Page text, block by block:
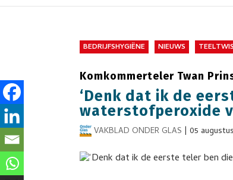
BEDRIJFSHYGIËNE NIEUWS
Komkommerteler Twan
‘Denk dat ik de
waterstofperoxide
VAKBLAD ONDER GLAS |05